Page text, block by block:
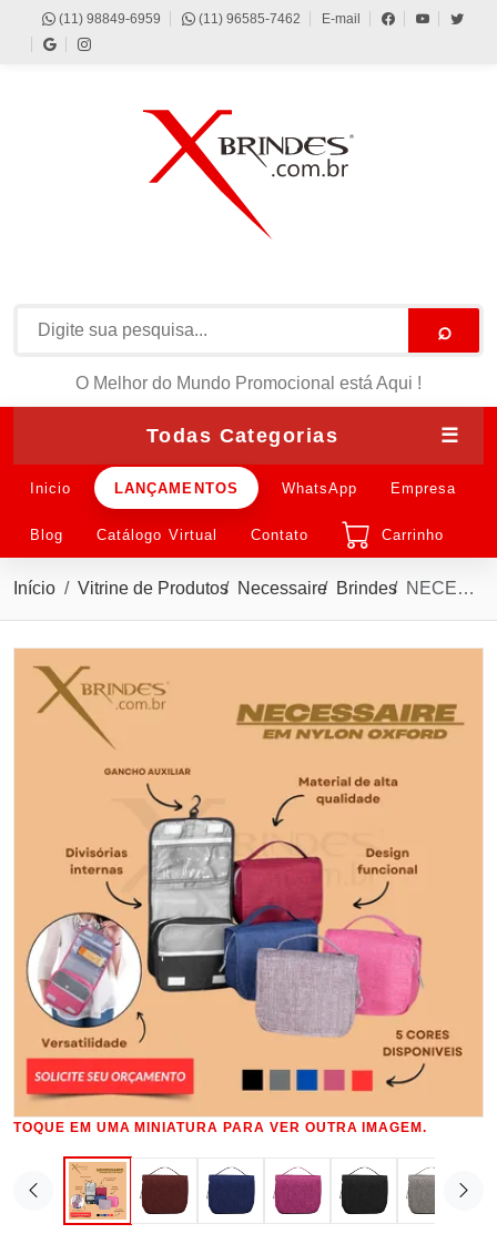
(11) 98849-6959 (11) 96585-7462 E-mail
⌕
O Melhor do Mundo Promocional está Aqui !
Todas Categorias ☰
Inicio LANÇAMENTOS WhatsApp Empresa
Blog Catálogo Virtual Contato Carrinho
Início Vitrine de Produtos Necessaire Brindes NECESSAIRE ORGANIZADORA COM GANCHO E DIVISORIAS X18506
TOQUE EM UMA MINIATURA PARA VER OUTRA IMAGEM.